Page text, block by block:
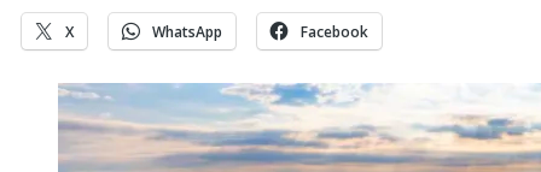
X WhatsApp Facebook